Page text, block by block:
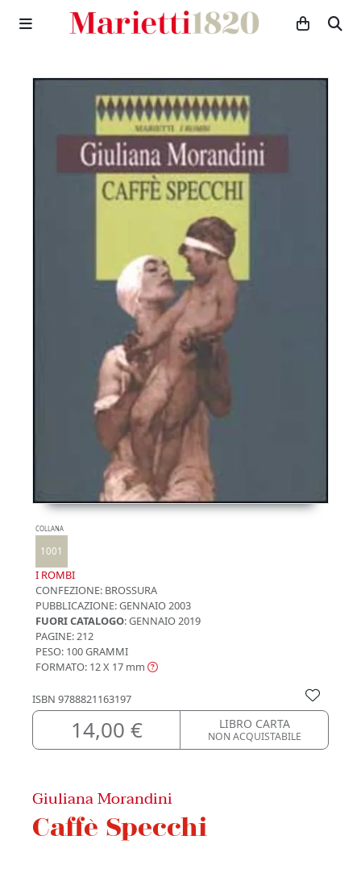
COLLANA
1001
I ROMBI
CONFEZIONE: BROSSURA
PUBBLICAZIONE:GENNAIO 2003
FUORI CATALOGO: GENNAIO 2019
PAGINE: 212
PESO: 100 GRAMMI
FORMATO: 12 X 17 mm
ISBN 9788821163197
14,00 € LIBRO CARTA
NON ACQUISTABILE
Giuliana Morandini
Caffè Specchi